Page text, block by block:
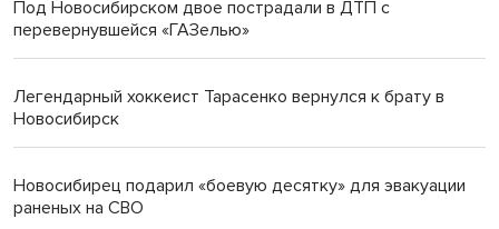
Под Новосибирском двое пострадали в ДТП с
перевернувшейся «ГАЗелью»
Легендарный хоккеист Тарасенко вернулся к брату в
Новосибирск
Новосибирец подарил «боевую десятку» для эвакуации
раненых на СВО